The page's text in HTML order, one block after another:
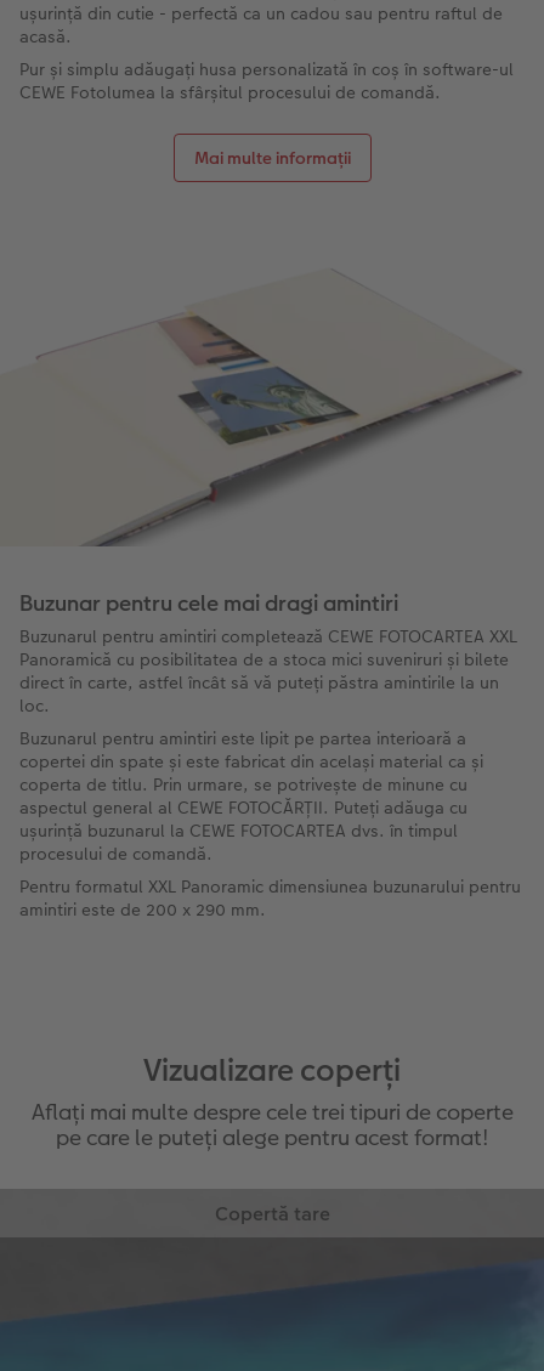
ușurință din cutie - perfectă ca un cadou sau pentru raftul de
acasă.
Pur și simplu adăugați husa personalizată în coș în software-ul
CEWE Fotolumea la sfârșitul procesului de comandă.
Mai multe informații
Buzunar pentru cele mai dragi amintiri
Buzunarul pentru amintiri completează CEWE FOTOCARTEA XXL
Panoramică cu posibilitatea de a stoca mici suveniruri și bilete
direct în carte, astfel încât să vă puteți păstra amintirile la un
loc.
Buzunarul pentru amintiri este lipit pe partea interioară a
copertei din spate și este fabricat din același material ca și
coperta de titlu. Prin urmare, se potrivește de minune cu
aspectul general al CEWE FOTOCĂRȚII. Puteți adăuga cu
ușurință buzunarul la CEWE FOTOCARTEA dvs. în timpul
procesului de comandă.
Pentru formatul XXL Panoramic dimensiunea buzunarului pentru
amintiri este de 200 x 290 mm.
Vizualizare coperți
Aflați mai multe despre cele trei tipuri de coperte
pe care le puteți alege pentru acest format!